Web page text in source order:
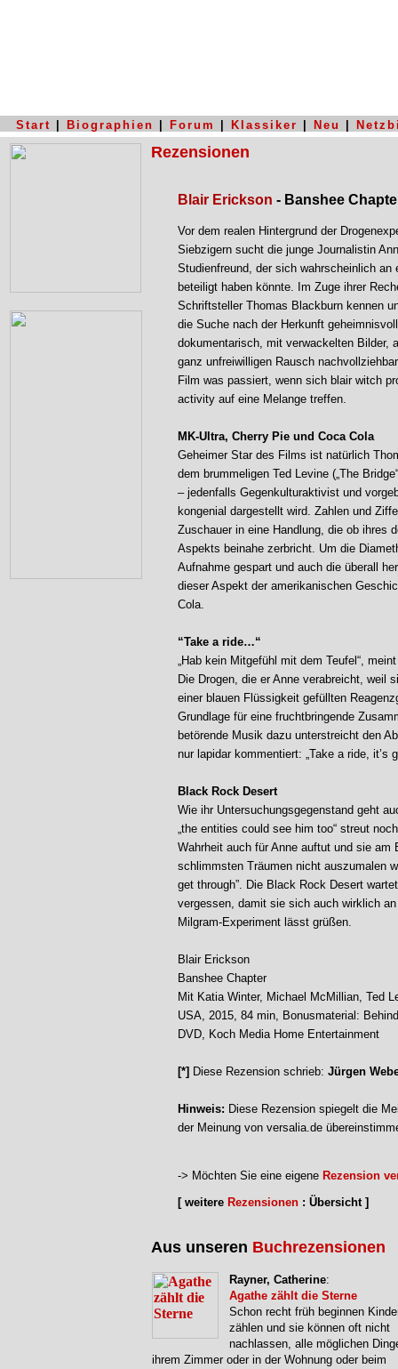
Start Biographien Forum Klassiker Neu
Rezensionen
Blair Erickson - Banshee
Vor dem realen Hintergrund der
Siebzigern sucht die junge Journalistin
Studienfreund, der sich wahrscheinlich an
beteiligt haben könnte. Im Zuge ihrer
Schriftsteller Thomas Blackburn kennen
die Suche nach der Herkunft
dokumentarisch, mit verwackelten Bilder,
ganz unfreiwilligen Rausch
Film was passiert, wenn sich blair witch
activity auf eine Melange treffen.
MK-Ultra, Cherry Pie und Coca Cola
Geheimer Star des Films ist natürlich
dem brummeligen Ted Levine („The
– jedenfalls Gegenkulturaktivist und
kongenial dargestellt wird. Zahlen und
Zuschauer in eine Handlung, die ob ihres
Aspekts beinahe zerbricht. Um die
Aufnahme gespart und auch die überall
dieser Aspekt der amerikanischen
Cola.
“Take a ride…“
„Hab kein Mitgefühl mit dem Teufel“,
Die Drogen, die er Anne verabreicht, weil
einer blauen Flüssigkeit gefüllten
Grundlage für eine fruchtbringende
betörende Musik dazu unterstreicht den
nur lapidar kommentiert: „Take a ride, it’s
Black Rock Desert
Wie ihr Untersuchungsgegenstand geht
„the entities could see him too“ streut
Wahrheit auch für Anne auftut und sie
schlimmsten Träumen nicht auszumalen
get through”. Die Black Rock Desert
vergessen, damit sie sich auch wirklich
Milgram-Experiment lässt grüßen.
Blair Erickson
Banshee Chapter
Mit Katia Winter, Michael McMillian, Ted
USA, 2015, 84 min, Bonusmaterial:
DVD, Koch Media Home Entertainment
[*] Diese Rezension schrieb: Jürgen
Hinweis: Diese Rezension spiegelt die
der Meinung von versalia.de
-> Möchten Sie eine eigene Rezension
[ weitere Rezensionen : Übersicht ]
Aus unseren Buchrezensionen
Rayner, Catherine:
Agathe zählt die Sterne
Schon recht früh beginnen
zählen und sie können oft nicht
nachlassen, alle möglichen
ihrem Zimmer oder in der Wohnung oder beim